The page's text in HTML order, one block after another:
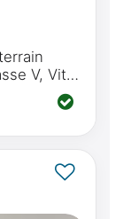
V, Vito,
4x4